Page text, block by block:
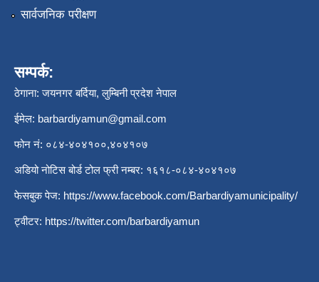
सार्वजनिक परीक्षण
सम्पर्क:
ठेगाना: जयनगर बर्दिया, लुम्बिनी प्रदेश नेपाल
ईमेल: barbardiyamun@gmail.com
फोन नं: ०८४-४०४१००,४०४१०७
अडियो नोटिस बोर्ड टोल फ्री नम्बर: १६१८-०८४-४०४१०७
फेसबुक पेज: https://www.facebook.com/Barbardiyamunicipality/
ट्वीटर: https://twitter.com/barbardiyamun